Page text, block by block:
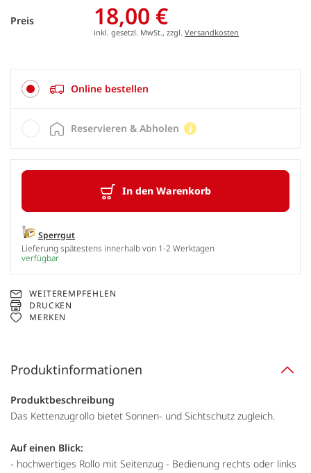
Preis 18,00 €
inkl. gesetzl. MwSt., zzgl. Versandkosten
Online bestellen
In den Warenkorb
Sperrgut
Lieferung spätestens innerhalb von 1-2 Werktagen
verfügbar
Reservieren & Abholen
WEITEREMPFEHLEN
DRUCKEN
MERKEN
Produktinformationen
Produktbeschreibung
Das Kettenzugrollo bietet Sonnen- und Sichtschutz zugleich.
Auf einen Blick:
- hochwertiges Rollo mit Seitenzug - Bedienung rechts oder links